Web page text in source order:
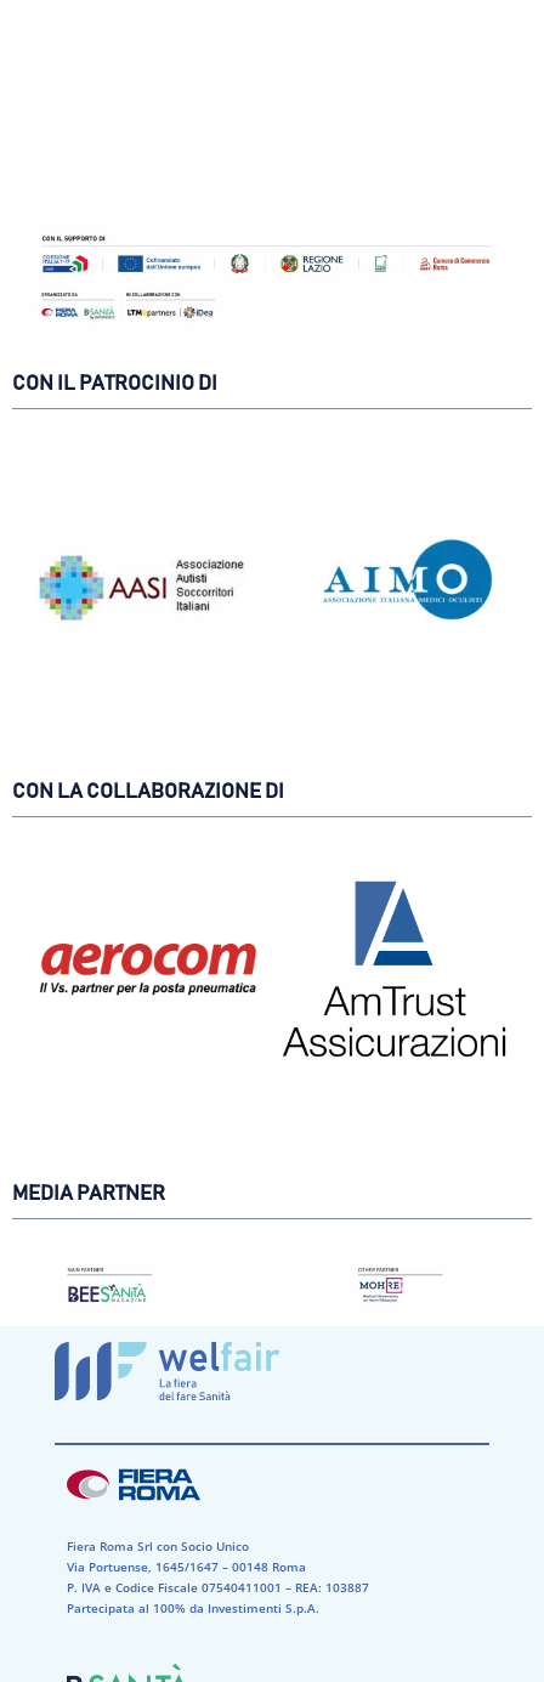
CON IL PATROCINIO DI
CON LA COLLABORAZIONE DI
MEDIA PARTNER
Fiera Roma Srl con Socio Unico
Via Portuense, 1645/1647 – 00148 Roma
P. IVA e Codice Fiscale 07540411001​ – REA: 103887​
Partecipata al 100% da Investimenti S.p.A.